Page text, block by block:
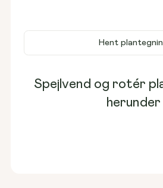
Hent
Spejlvend og rotér
herunder